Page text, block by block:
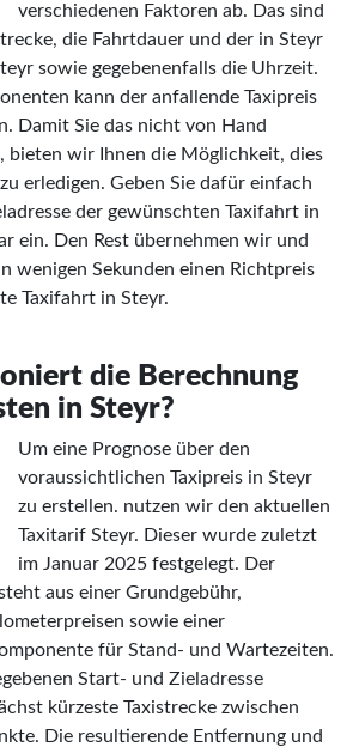
verschiedenen Faktoren ab. Das sind
die Fahrtdauer und der in Steyr
sowie gegebenenfalls die Uhrzeit.
kann der anfallende Taxipreis
Damit Sie das nicht von Hand
bieten wir Ihnen die Möglichkeit, dies
erledigen. Geben Sie dafür einfach
der gewünschten Taxifahrt in
ein. Den Rest übernehmen wir und
wenigen Sekunden einen Richtpreis
Taxifahrt in Steyr.
die Berechnung
in Steyr?
Um eine Prognose über den
voraussichtlichen Taxipreis in Steyr
zu erstellen. nutzen wir den aktuellen
Taxitarif Steyr. Dieser wurde zuletzt
im Januar 2025 festgelegt. Der
aus einer Grundgebühr,
sowie einer
für Stand- und Wartezeiten.
Start- und Zieladresse
kürzeste Taxistrecke zwischen
Die resultierende Entfernung und